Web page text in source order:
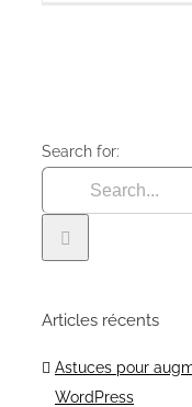
Search for:
Articles récents
Astuces pour
WordPress